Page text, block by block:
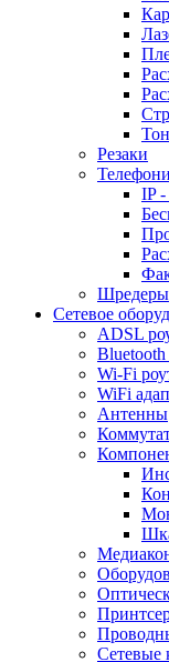
Резаки
IP
Шредеры
Сетевое
ADSL
Wi-Fi
WiFi
Антенны
Сетевые